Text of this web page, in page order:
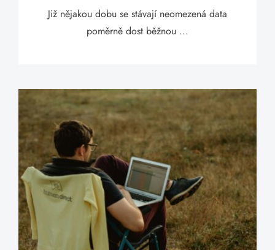
Již nějakou dobu se stávají neomezená data
poměrně dost běžnou ...